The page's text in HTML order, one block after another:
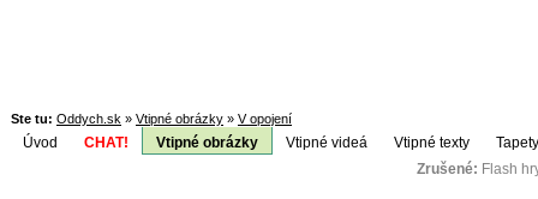
Ste tu: Oddych.sk » Vtipné obrázky » V opojení
Úvod CHAT! Vtipné obrázky Vtipné videá Vtipné texty
Zrušené: Flash